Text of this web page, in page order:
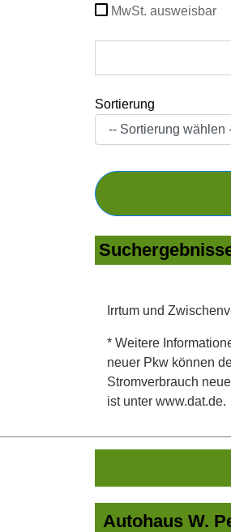
MwSt. ausweisbar
Sortierung
Irrtum und
* Weitere
neuer Pkw können
Stromverbrauch
ist unter www.dat.de.
Autohaus W.